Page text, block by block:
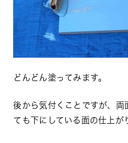
どんどん塗ってみます。
後から気付くことですが、両
ても下にしている面の仕上が